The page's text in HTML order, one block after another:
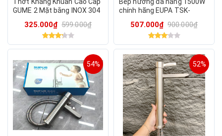
Thớt Kháng Khuẩn Cao Cấp
GUME 2 Mặt bằng INOX 304
Bền Bỉ325.000₫ 599.000₫
Bếp nướng đa năng 1500W
chính hãng EUPA TSK-
507.000₫ 900.000₫
54% 52%